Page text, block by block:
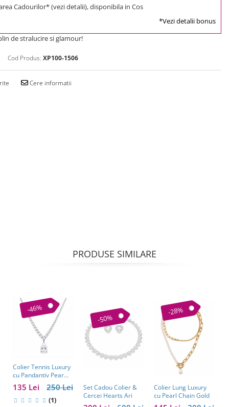
Cadourilor* (vezi detalii), disponibila in Cos
*Vezi detalii bonus
de stralucire si glamour!
Cod Produs: XP100-1506
Cere informatii
PRODUSE SIMILARE
-46%
Colier Tennis Luxury
cu Pandantiv Pear
Cut – Eleganță
Atemporală 250 Lei
135 Lei
(1)
-50%
Set Cadou Colier &
Cercei Hearts Ari
-28%
Colier Lung Luxury
cu Pearl Chain Gold